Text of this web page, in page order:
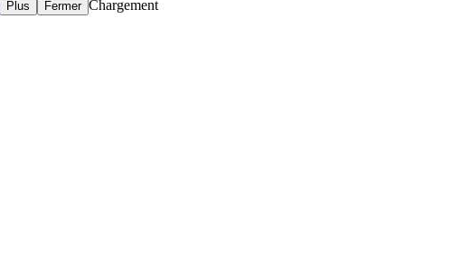
Plus Fermer Chargement